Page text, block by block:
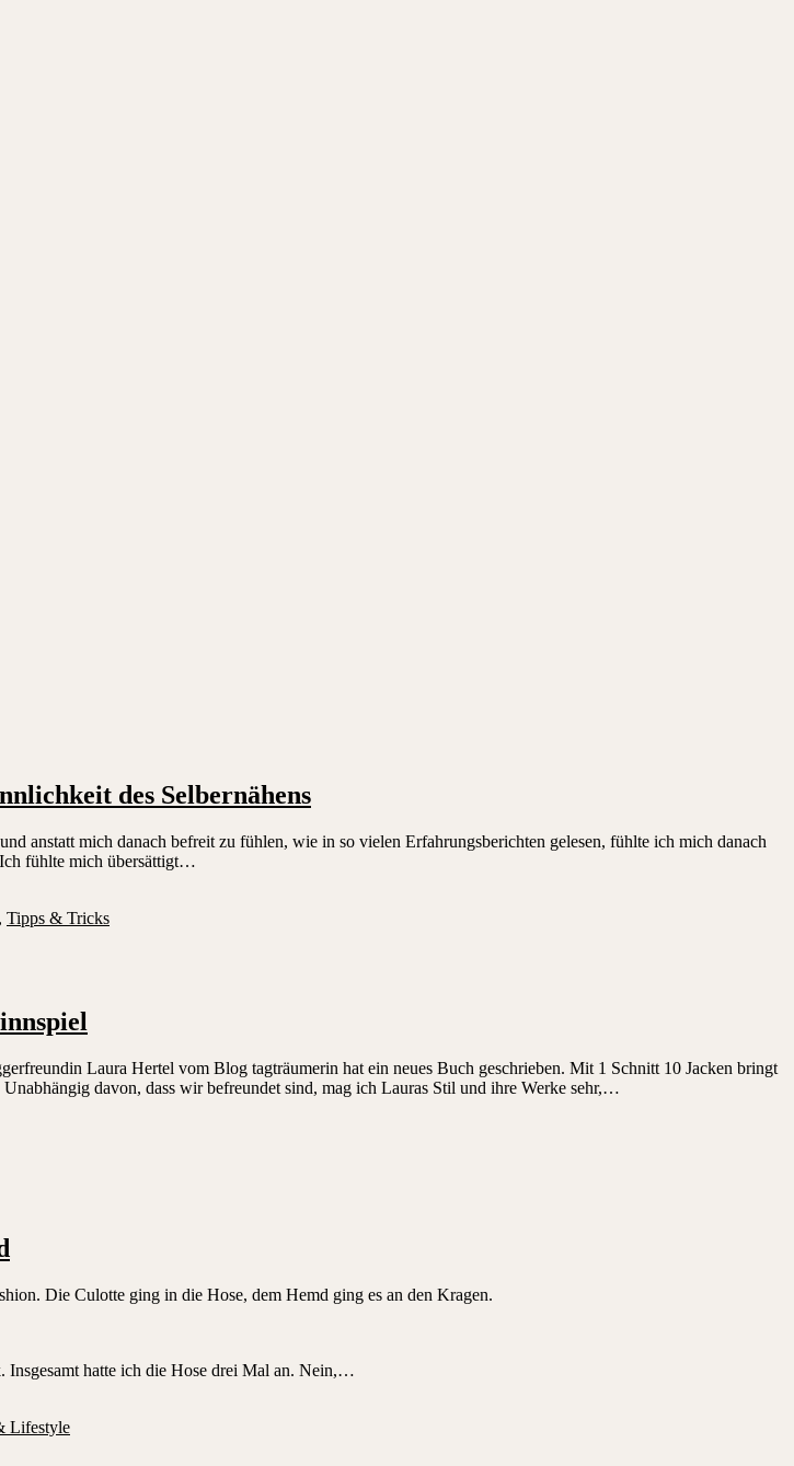
des Selbernähens
anstatt mich danach befreit zu fühlen, wie in so vielen Erfahrungsberichten gelesen, fühlte ich mich danach
Ich fühlte mich übersättigt…
, Tipps & Tricks
Laura Hertel vom Blog tagträumerin hat ein neues Buch geschrieben. Mit 1 Schnitt 10 Jacken bringt
davon, dass wir befreundet sind, mag ich Lauras Stil und ihre Werke sehr,…
Die Culotte ging in die Hose, dem Hemd ging es an den Kragen.
Insgesamt hatte ich die Hose drei Mal an. Nein,…
Lifestyle